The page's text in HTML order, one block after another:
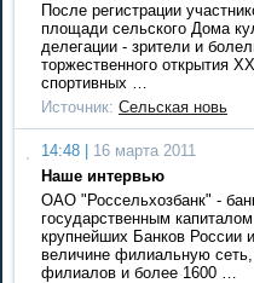
После регистрации
площади сельского Дома
делегации - зрители и
торжественного открытия
спортивных …
Источник: Сельская новь
14:48 |
16 марта 2011
Наше интервью
ОАО "Россельхозбанк" -
государственным
крупнейших Банков России
величине филиальную
филиалов и более 1600 …